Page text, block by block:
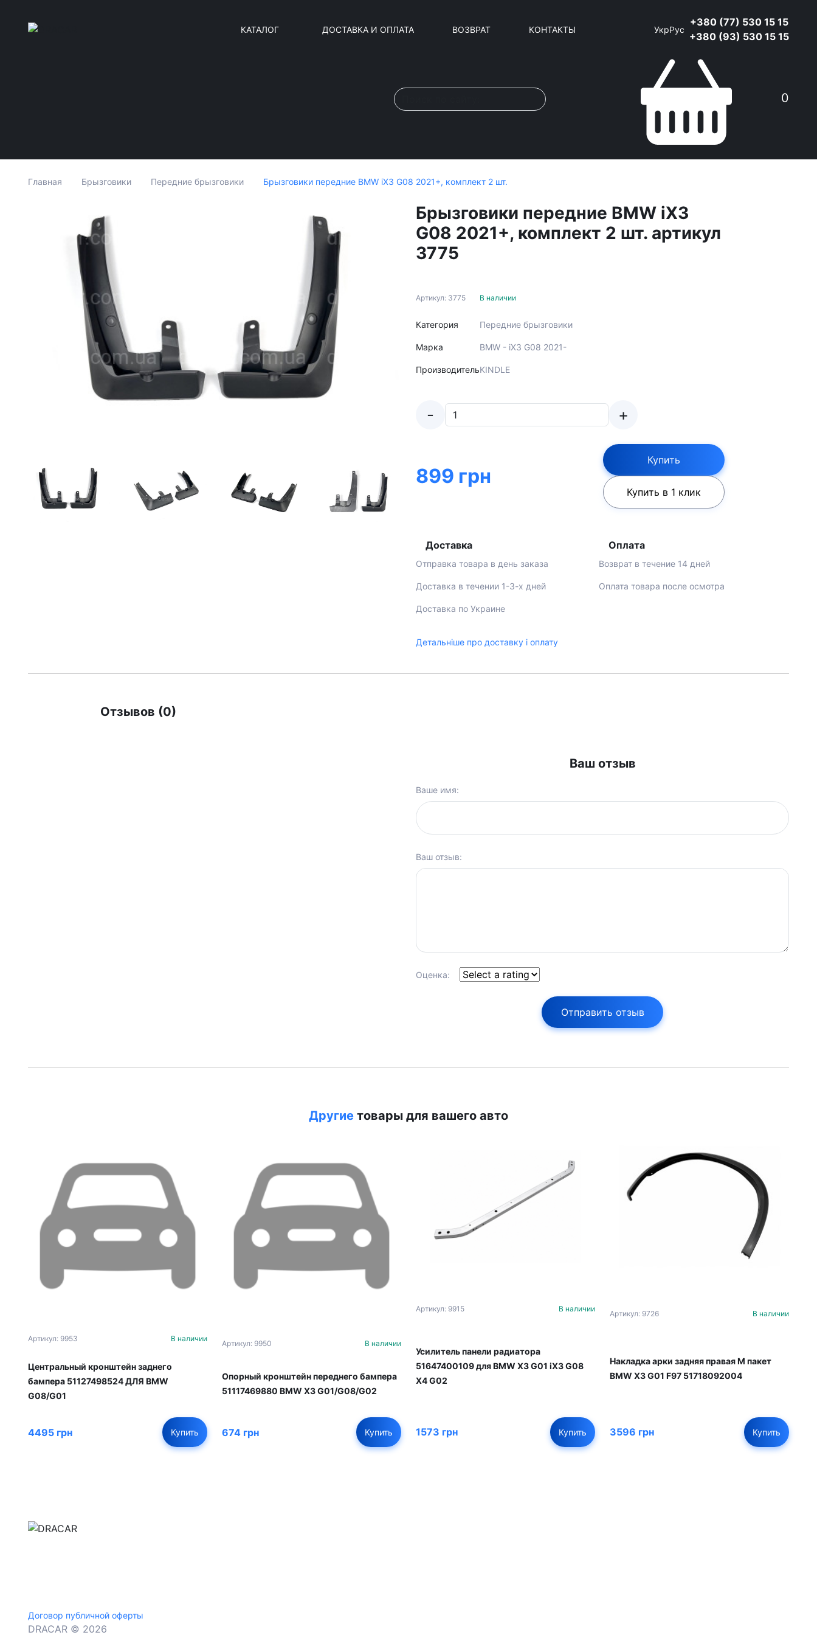
КАТАЛОГ ДОСТАВКА И ОПЛАТА ВОЗВРАТ КОНТАКТЫ УкрРус
+380 (77) 530 15 15
+380 (93) 530 15 15
0
Главная Брызговики Передние брызговики Брызговики передние BMW iX3 G08 2021+, комплект 2 шт.
Брызговики передние BMW iX3
G08 2021+, комплект 2 шт. артикул
3775
Артикул: 3775
Категория
Марка
Производитель
В наличии
Передние брызговики
BMW - iX3 G08 2021-
KINDLE
- +
899 грн
Купить
Купить в 1 клик
Доставка
Отправка товара в день заказа
Доставка в течении 1-3-х дней
Доставка по Украине
Оплата
Возврат в течение 14 дней
Оплата товара после осмотра
Детальніше про доставку і оплату
Отзывов (0)
Ваш отзыв
Ваше имя:
Ваш отзыв:
Оценка:
Отправить отзыв
Другие товары для вашего авто
Артикул: 9953 В наличии
Центральный кронштейн заднего
бампера 51127498524 ДЛЯ BMW
G08/G01
4495 грн Купить
Артикул: 9950 В наличии
Опорный кронштейн переднего бампера
51117469880 BMW X3 G01/G08/G02
674 грн Купить
Артикул: 9915 В наличии
Усилитель панели радиатора
51647400109 для BMW X3 G01 iX3 G08
X4 G02
1573 грн Купить
Артикул: 9726 В наличии
Накладка арки задняя правая М пакет
BMW X3 G01 F97 51718092004
3596 грн Купить
Договор публичной оферты
DRACAR © 2026